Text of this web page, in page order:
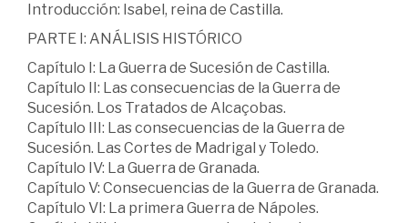
Introducción: Isabel, reina de Castilla.
PARTE I: ANÁLISIS HISTÓRICO
Capítulo I: La Guerra de Sucesión de Castilla.
Capítulo II: Las consecuencias de la Guerra de
Sucesión. Los Tratados de Alcaçobas.
Capítulo III: Las consecuencias de la Guerra de
Sucesión. Las Cortes de Madrigal y Toledo.
Capítulo IV: La Guerra de Granada.
Capítulo V: Consecuencias de la Guerra de Granada.
Capítulo VI: La primera Guerra de Nápoles.